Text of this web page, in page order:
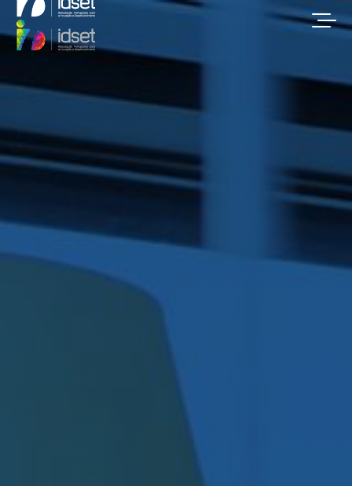
IDSET | Fundos comunitários